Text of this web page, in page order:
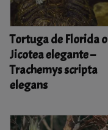
Tortuga de Florida o
Jicotea elegante –
Trachemys scripta
elegans